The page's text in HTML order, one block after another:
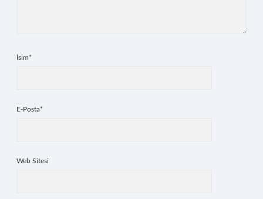
İsim*
E-Posta*
Web Sitesi